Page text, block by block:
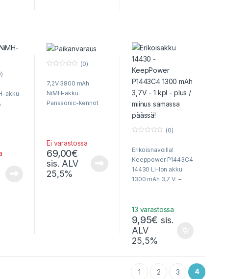
akku
u
o
f
5
(0)
7,2V 3800 mAh
NiMH-akku.
Panasonic-kennot
Ei varastossa
69,00€
sis. ALV
25,5%
u
o
f
(0)
Erikoisnavoilla!
Keeppower P1443C4
14430 Li-Ion akku
1300 mAh 3,7 V –
13 varastossa
9,95€ sis.
ALV
25,5%
1 2 3 4